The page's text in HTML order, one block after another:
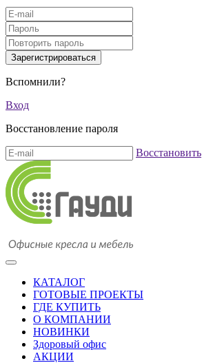
Вспомнили?
Вход
Восстановление пароля
Восстановить
КАТАЛОГ
ГОТОВЫЕ ПРОЕКТЫ
ГДЕ КУПИТЬ
О КОМПАНИИ
НОВИНКИ
Здоровый офис
АКЦИИ